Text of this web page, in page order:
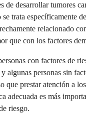
de desarrollar tumores
trata específicamente
relacionado
que con los factores
con factores de
algunas personas sin
que prestar atención a
adecuada es más
riesgo.